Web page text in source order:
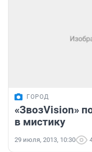
ГОРОД
«ЗвозVision»
в мистику
29 июля, 2013, 10:30